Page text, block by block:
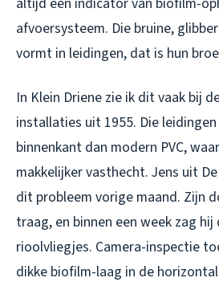
afvoersysteem. Die bruine,
vormt in leidingen, dat is hun
In Klein Driene zie ik dit vaak bij
installaties uit 1955. Die
binnenkant dan modern PVC,
makkelijker vasthecht. Jens uit
dit probleem vorige maand. Zijn
traag, en binnen een week zag
rioolvliegjes. Camera-inspectie
dikke biofilm-laag in de